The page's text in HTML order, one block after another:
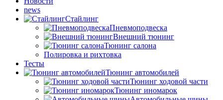
news
Стайлинг
Пневмоподвеска
Внешний тюнинг
Тюнинг салона
Полировка и рихтовка
Тесты
Тюнинг автомобилей
Тюнинг ходовой части
Тюнинг иномарок